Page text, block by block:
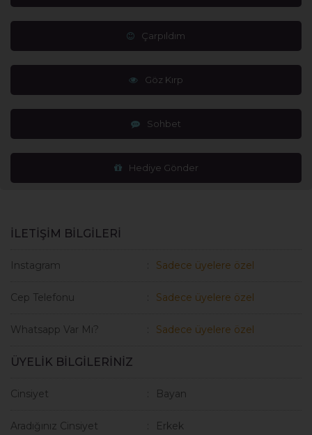
Çarpıldım
Göz Kırp
Sohbet
Hediye Gönder
İLETİŞİM BİLGİLERİ
Instagram Sadece üyelere özel
Cep Telefonu Sadece üyelere özel
Whatsapp Var Mı? Sadece üyelere özel
ÜYELİK BİLGİLERİNİZ
Cinsiyet Bayan
Aradığınız Cinsiyet Erkek